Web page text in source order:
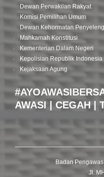
Dewan Perwakilan Rakyat
Komisi Pemilihan Umum
Dewan Kehormatan
Mahkamah Konstitusi
Kementerian Dalam Negeri
Kepolisian Republik Indonesia
Kejaksaan Agung
AWASI | CEGAH |
Badan
Jl.